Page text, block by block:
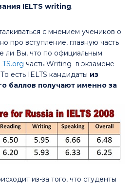
IELTS writing.
с мнением учеников о
про вступление, главную часть
ли Вы, что по официальным
часть Writing в экзамене
есть IELTS кандидаты из
баллов получают именно за
из-за того, что студенты